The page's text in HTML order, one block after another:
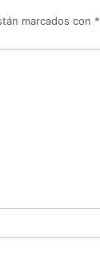
marcados con *